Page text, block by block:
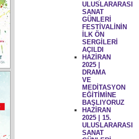
ULUSLARARASI
SANAT
GÜNLERİ
FESTİVALİNİN
İLK ÖN
SERGİLERİ
AÇILDI
HAZİRAN
2025 |
DRAMA
VE
MEDİTASYON
EĞİTİMİNE
BAŞLIYORUZ
HAZİRAN
2025 | 15.
ULUSLARARASI
SANAT